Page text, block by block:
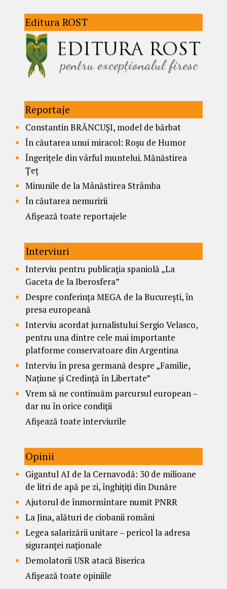
Editura ROST
Reportaje
Constantin BRÂNCUȘI, model de bărbat
În căutarea unui miracol: Roșu de Humor
Îngerițele din vârful muntelui. Mănăstirea
Țeț
Minunile de la Mânăstirea Strâmba
În căutarea nemuririi
Afișează toate reportajele
Interviuri
Interviu pentru publicația spaniolă „La
Gaceta de la Iberosfera”
Despre conferința MEGA de la București, în
presa europeană
Interviu acordat jurnalistului Sergio Velasco,
pentru una dintre cele mai importante
platforme conservatoare din Argentina
Interviu în presa germană despre „Familie,
Națiune și Credință în Libertate”
Vrem să ne continuăm parcursul european –
dar nu în orice condiții
Afișează toate interviurile
Opinii
Gigantul AI de la Cernavodă: 30 de milioane
de litri de apă pe zi, înghițiți din Dunăre
Ajutorul de înmormîntare numit PNRR
La Jina, alături de ciobanii români
Legea salarizării unitare – pericol la adresa
siguranței naționale
Demolatorii USR atacă Biserica
Afișează toate opiniile